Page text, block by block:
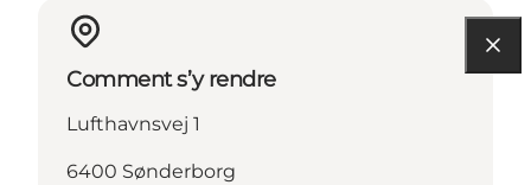
Comment s’y rendre
Lufthavnsvej 1
6400 Sønderborg